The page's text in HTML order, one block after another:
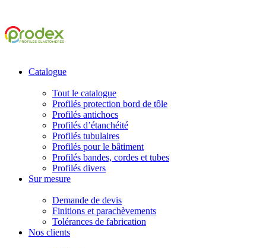
Catalogue
Tout le catalogue
Profilés protection bord de tôle
Profilés antichocs
Profilés d’étanchéité
Profilés tubulaires
Profilés pour le bâtiment
Profilés bandes, cordes et tubes
Profilés divers
Sur mesure
Demande de devis
Finitions et parachèvements
Tolérances de fabrication
Nos clients